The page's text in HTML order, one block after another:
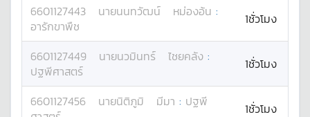
6601127443 นายนนทวัฒน์ หม่องอ้น :
อารักขาพืช
1ชั่วโมง
6601127449 นายนวมินทร์ ไชยคลัง :
ปฐพีศาสตร์
1ชั่วโมง
6601127456 นายนิติภูมิ มีมา : ปฐพี
1ชั่วโมง